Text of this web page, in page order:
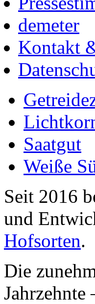
demeter
Kontakt
Saatgut
Weiße
Seit 2016
und
Hofsorten.
Die
Jahrzehnte